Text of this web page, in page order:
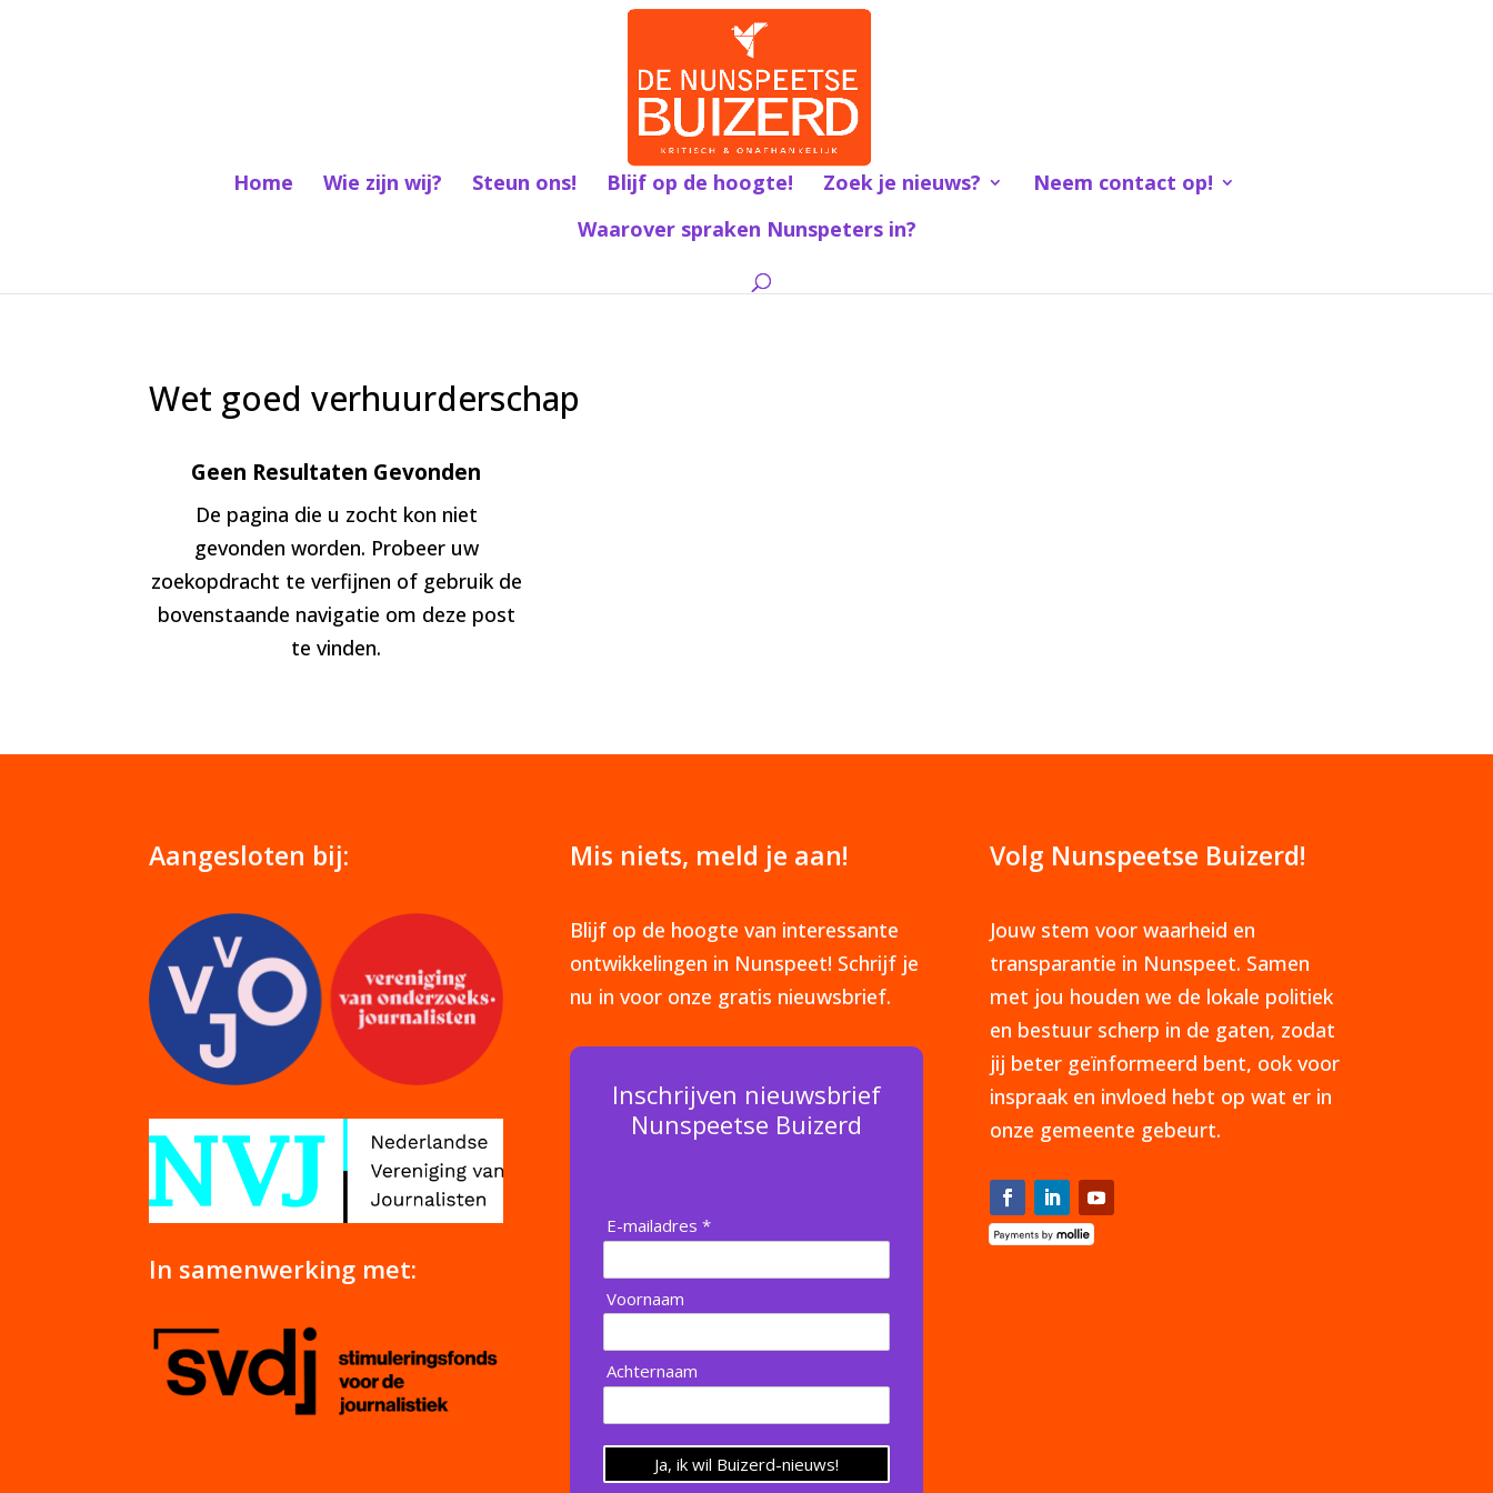
Home Wie zijn wij? Steun ons! Blijf op de hoogte! Zoek je nieuws?
Neem contact op!
Waarover spraken Nunspeters in?
Wet goed verhuurderschap
Geen Resultaten Gevonden
De pagina die u zocht kon niet
gevonden worden. Probeer uw
zoekopdracht te verfijnen of gebruik de
bovenstaande navigatie om deze post
te vinden.
Aangesloten bij:
In samenwerking met:
Mis niets, meld je aan!
Blijf op de hoogte van interessante
ontwikkelingen in Nunspeet! Schrijf je
nu in voor onze gratis nieuwsbrief.
Inschrijven nieuwsbrief
Nunspeetse Buizerd
E-mailadres *
Voornaam
Achternaam
Ja, ik wil Buizerd-nieuws!
Volg Nunspeetse Buizerd!
Jouw stem voor waarheid en
transparantie in Nunspeet. Samen
met jou houden we de lokale politiek
en bestuur scherp in de gaten, zodat
jij beter geïnformeerd bent, ook voor
inspraak en invloed hebt op wat er in
onze gemeente gebeurt.